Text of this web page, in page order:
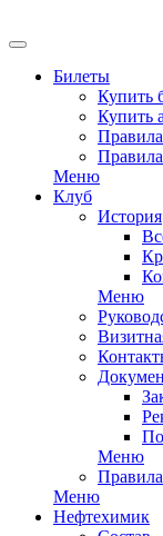
Билеты
Купить
Купить
Меню
Клуб
История
Меню
Меню
Меню
Нефтехимик